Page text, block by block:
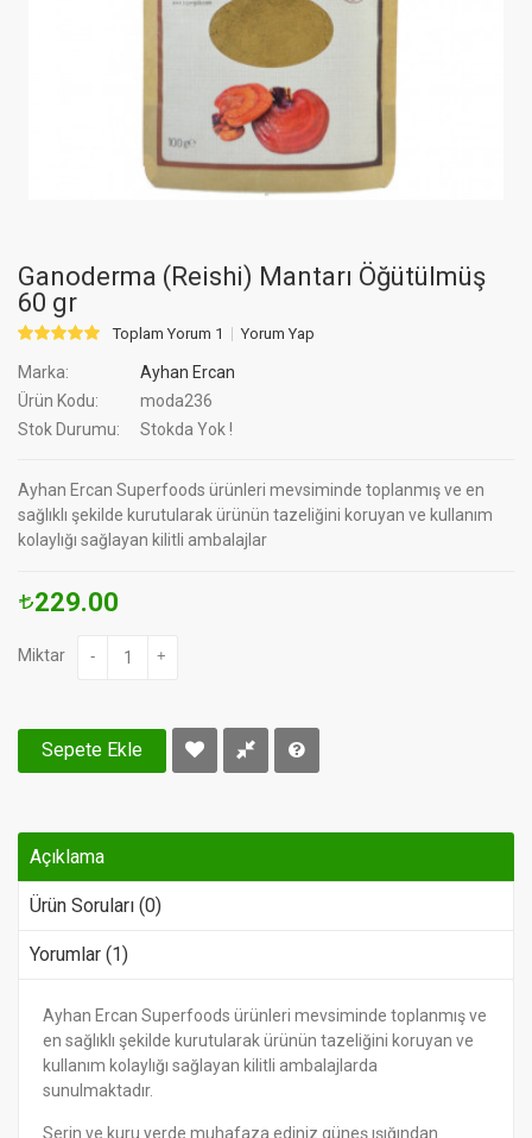
Ganoderma (Reishi) Mantarı Öğütülmüş
60 gr
Toplam Yorum 1 Yorum Yap
Marka:
Ayhan Ercan
Ürün Kodu:
moda236
Stok Durumu:
Stokda Yok !
Ayhan Ercan Superfoods ürünleri mevsiminde toplanmış ve en
sağlıklı şekilde kurutularak ürünün tazeliğini koruyan ve kullanım
kolaylığı sağlayan kilitli ambalajlar
229.00
Miktar - +
Sepete Ekle
Açıklama
Ürün Soruları (0)
Yorumlar (1)
Ayhan Ercan Superfoods ürünleri mevsiminde toplanmış ve
en sağlıklı şekilde kurutularak ürünün tazeliğini koruyan ve
kullanım kolaylığı sağlayan kilitli ambalajlarda
sunulmaktadır.
Serin ve kuru yerde muhafaza ediniz.güneş ışığından